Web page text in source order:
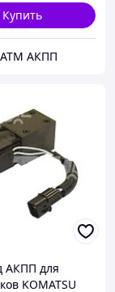
Купить
АКПП
АКПП для
KOMATSU